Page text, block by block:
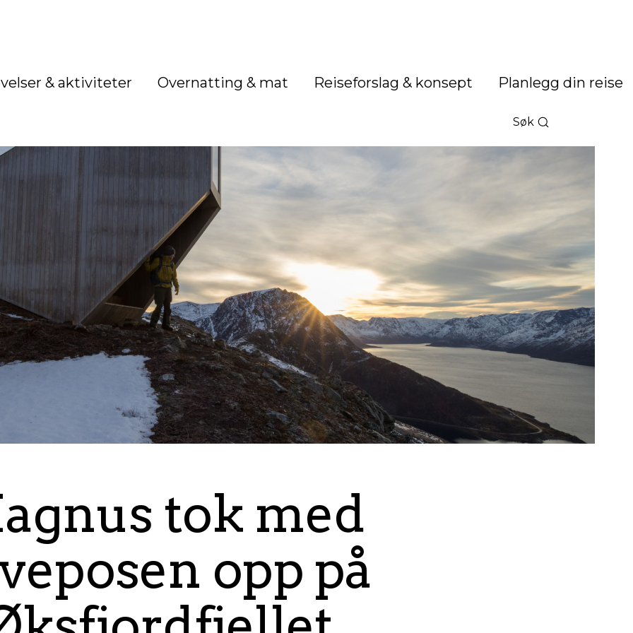
& aktiviteter Overnatting & mat Reiseforslag & konsept Planlegg din reise
Søk
tok med
opp på